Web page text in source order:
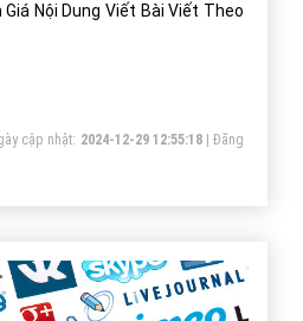
Nội Dung Viết Bài Viết Theo
cập nhật: 2024-12-29 12:55:18|Đăng